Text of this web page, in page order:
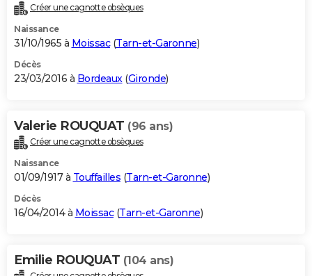
Créer une cagnotte obsèques
Naissance
31/10/1965 à Moissac(Tarn-et-Garonne)
Décès
23/03/2016 à Bordeaux(Gironde)
Valerie ROUQUAT (96 ans)
Créer une cagnotte obsèques
Naissance
01/09/1917 à Touffailles (Tarn-et-Garonne)
Décès
16/04/2014 à Moissac(Tarn-et-Garonne)
Emilie ROUQUAT (104 ans)